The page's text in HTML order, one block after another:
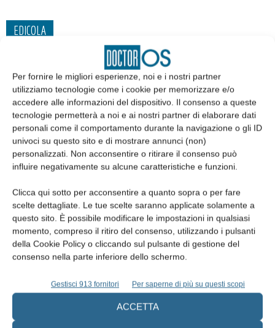
Per fornire le migliori esperienze, noi e i nostri partner
utilizziamo tecnologie come i cookie per memorizzare e/o
accedere alle informazioni del dispositivo. Il consenso a queste
tecnologie permetterà a noi e ai nostri partner di elaborare dati
personali come il comportamento durante la navigazione o gli ID
univoci su questo sito e di mostrare annunci (non)
personalizzati. Non acconsentire o ritirare il consenso può
influire negativamente su alcune caratteristiche e funzioni.
Clicca qui sotto per acconsentire a quanto sopra o per fare
scelte dettagliate. Le tue scelte saranno applicate solamente a
questo sito. È possibile modificare le impostazioni in qualsiasi
momento, compreso il ritiro del consenso, utilizzando i pulsanti
della Cookie Policy o cliccando sul pulsante di gestione del
consenso nella parte inferiore dello schermo.
Gestisci 913 fornitori Per saperne di più su questi scopi
ACCETTA
EDICOLA
Edicola web
Abbonati